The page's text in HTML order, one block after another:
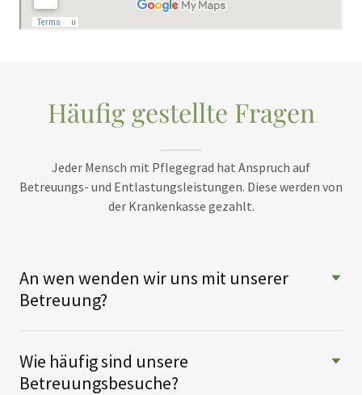
Häufig gestellte Fragen
Jeder Mensch mit Pflegegrad hat Anspruch auf
Betreuungs- und Entlastungsleistungen. Diese werden von
der Krankenkasse gezahlt.
An wen wenden wir uns mit unserer
Betreuung?
Wie häufig sind unsere
Betreuungsbesuche?